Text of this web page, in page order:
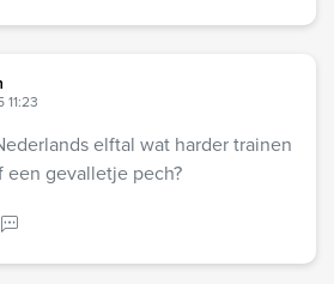
elftal wat harder trainen
gevalletje pech?